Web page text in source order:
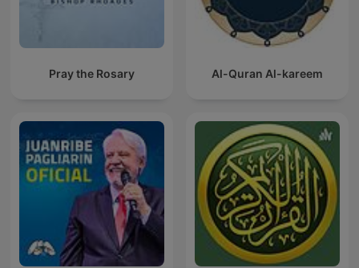
Al-Quran Al-kareem
Pray the Rosary